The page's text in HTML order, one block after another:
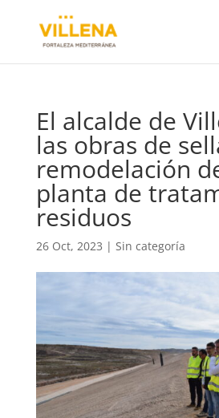
El alcalde de
las obras de
remodelación
planta de
residuos
26 Oct, 2023 | Sin categoría